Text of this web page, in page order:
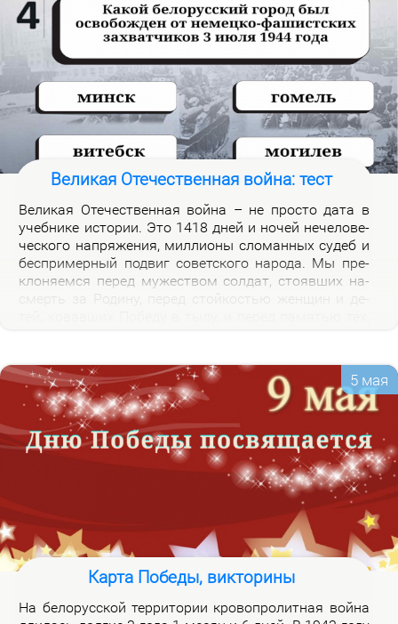
Великая Отечественная война: тест
Ве­ли­кая Оте­че­ствен­ная вой­на – не про­сто да­та в
учеб­ни­ке ис­то­рии. Это 1418 дней и но­чей нече­ло­ве­
че­ско­го на­пря­же­ния, мил­ли­о­ны сло­ман­ных су­деб и
бес­при­мер­ный по­двиг со­вет­ско­го на­ро­да. Мы пре­
кло­ня­ем­ся пе­ред му­же­ством сол­дат, сто­яв­ших на­
ям.
5 мая
Карта Победы, викторины
На бе­ло­рус­ской тер­ри­то­рии кро­во­про­лит­ная вой­на